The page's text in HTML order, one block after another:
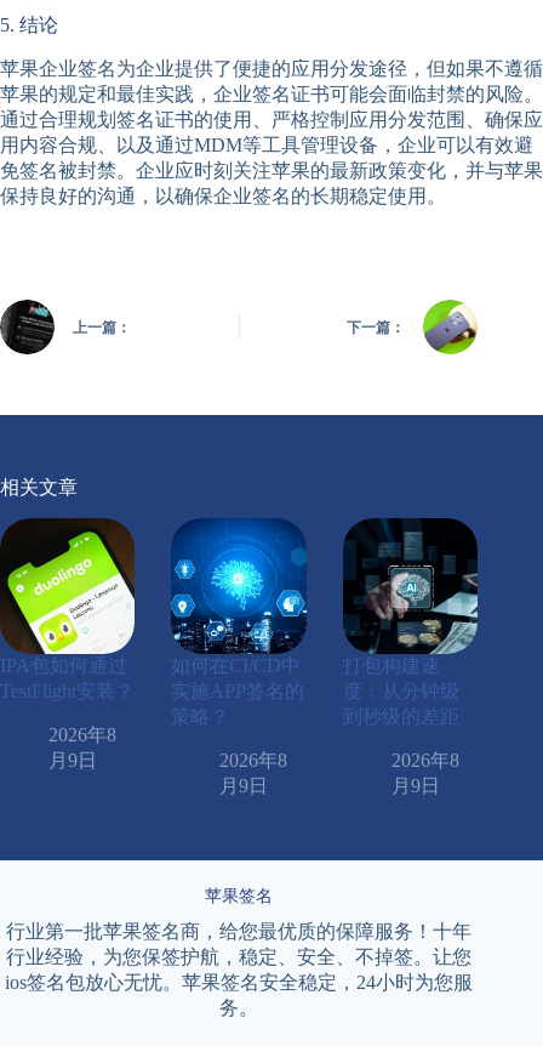
5. 结论
苹果企业签名为企业提供了便捷的应用分发途径，但如果不遵循
苹果的规定和最佳实践，企业签名证书可能会面临封禁的风险。
通过合理规划签名证书的使用、严格控制应用分发范围、确保应
用内容合规、以及通过MDM等工具管理设备，企业可以有效避
免签名被封禁。企业应时刻关注苹果的最新政策变化，并与苹果
保持良好的沟通，以确保企业签名的长期稳定使用。
上一篇： 下一篇：
相关文章
IPA包如何通过
TestFlight安装？
2026年8
月9日
如何在CI/CD中
实施APP签名的
策略？
2026年8
月9日
打包构建速
度：从分钟级
到秒级的差距
2026年8
月9日
苹果签名
行业第一批苹果签名商，给您最优质的保障服务！十年
行业经验，为您保签护航，稳定、安全、不掉签。让您
ios签名包放心无忧。苹果签名安全稳定，24小时为您服
务。